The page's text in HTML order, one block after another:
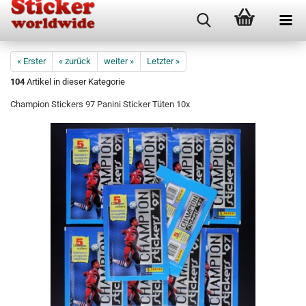
« Erster « zurück weiter »
Letzter »
104Artikel in dieser Kategorie
Champion Stickers 97 Panini Sticker Tüten 10x